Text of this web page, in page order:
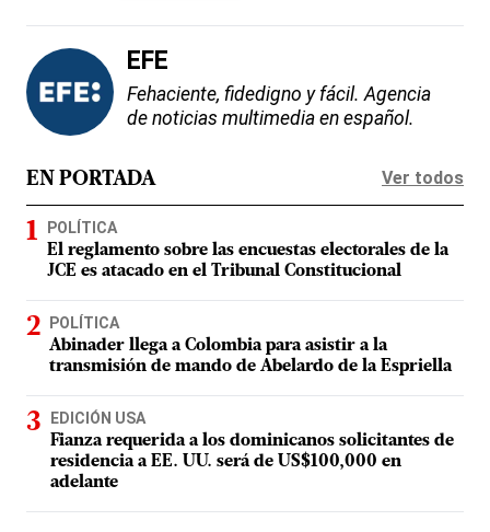
EFE
Fehaciente, fidedigno y fácil. Agencia
de noticias multimedia en español.
EN PORTADA Ver todos
POLÍTICA
El reglamento sobre las encuestas electorales de la
JCE es atacado en el Tribunal Constitucional
POLÍTICA
Abinader llega a Colombia para asistir a la
transmisión de mando de Abelardo de la Espriella
EDICIÓN USA
Fianza requerida a los dominicanos solicitantes de
residencia a EE. UU. será de US$100,000 en
adelante